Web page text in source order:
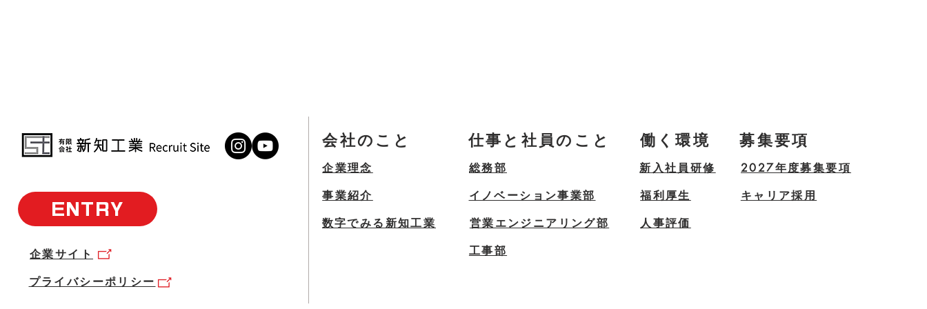
会社のこと
企業理念
ENTRY
事業紹介
数字でみる新知工業
企業サイト
プライバシーポリシー
仕事と社員のこと
総務部
イノベーション事業部
営業エンジニアリング部
働く環境
新入社員研修
福利厚生
募集要項
2027年度募集要項
キャリア採用
人事評価
工事部